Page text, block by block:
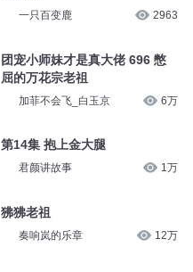
一只百变鹿 2963
团宠小师妹才是真大佬 696 憋
屈的万花宗老祖
加菲不会飞_白玉京 6万
第14集 抱上金大腿
君颜讲故事 1万
狒狒老祖
奏响岚的乐章 12万